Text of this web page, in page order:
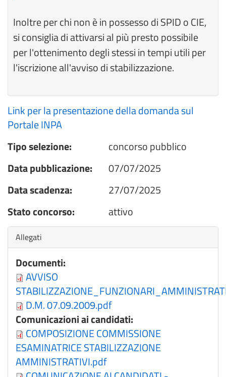
Inoltre per chi non è in possesso di SPID o CIE,
si consiglia di attivarsi al più presto possibile
per l'ottenimento degli stessi in tempi utili per
l'iscrizione all'avviso di stabilizzazione.
Link per la presentazione della domanda sul
Portale INPA
Tipo selezione:
concorso pubblico
Data pubblicazione:
07/07/2025
Data scadenza:
27/07/2025
Stato concorso:
attivo
Nascondi
Allegati
Documenti:
AVVISO
D.M. 07.09.2009.pdf
Comunicazioni ai candidati:
COMPOSIZIONE COMMISSIONE
ESAMINATRICE STABILIZZAZIONE
AMMINISTRATIVI.pdf